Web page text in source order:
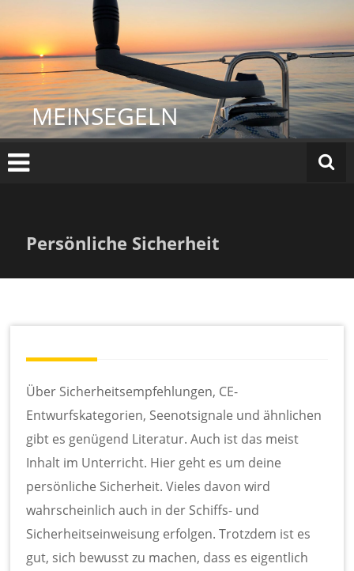
springen
MEINSEGELN
Persönliche Sicherheit
Über Sicherheitsempfehlungen, CE-
Entwurfskategorien, Seenotsignale und ähnlichen
gibt es genügend Literatur. Auch ist das meist
Inhalt im Unterricht. Hier geht es um deine
persönliche Sicherheit. Vieles davon wird
wahrscheinlich auch in der Schiffs- und
Sicherheitseinweisung erfolgen. Trotzdem ist es
gut, sich bewusst zu machen, dass es eigentlich